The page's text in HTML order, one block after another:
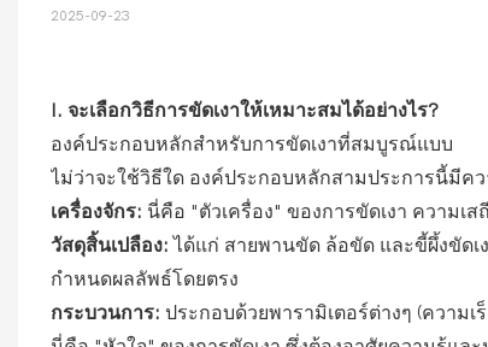
2025-09-23
I. จะเลือกวิธีการขัดเงาให้เหมาะสมได้อย่างไร?
องค์ประกอบหลักสำหรับการขัดเงาที่สมบูรณ์แบบ
ไม่ว่าจะใช้วิธีใด องค์ประกอบหลักสามประการนี้มีค
เครื่องจักร: นี่คือ "ตัวเครื่อง" ของการขัดเงา ความเ
วัสดุสิ้นเปลือง: ได้แก่ สายพานขัด ล้อขัด และขี้ผึ้งขัด
กำหนดผลลัพธ์โดยตรง
กระบวนการ: ประกอบด้วยพารามิเตอร์ต่างๆ (ความ